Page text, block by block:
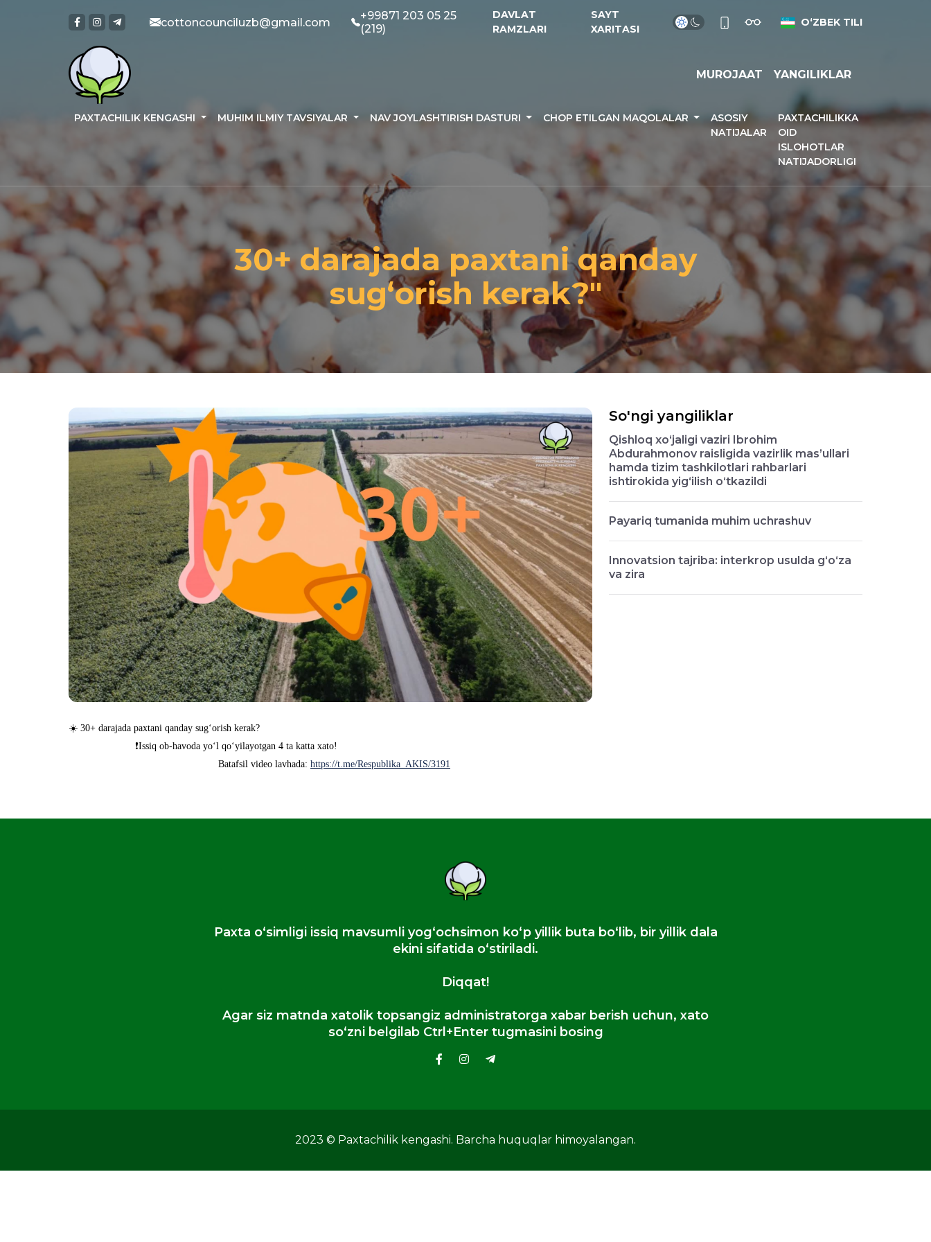
cottoncounciluzb@gmail.com
+99871 203 05 25
(219)
DAVLAT
RAMZLARI
SAYT
XARITASI
OʻZBEK TILI
MUROJAAT YANGILIKLAR
PAXTACHILIK KENGASHI MUHIM ILMIY TAVSIYALAR NAV JOYLASHTIRISH DASTURI CHOP ETILGAN MAQOLALAR
ASOSIY
NATIJALAR
PAXTACHILIKKA
OID
ISLOHOTLAR
NATIJADORLIGI
30+ darajada paxtani qanday
sug‘orish kerak?"
☀️ 30+ darajada paxtani qanday sug‘orish kerak?
❗️Issiq ob-havoda yo‘l qo‘yilayotgan 4 ta katta xato!
Batafsil video lavhada: https://t.me/Respublika_AKIS/3191
So'ngi yangiliklar
Qishloq xo‘jaligi vaziri Ibrohim
Abdurahmonov raisligida vazirlik mas’ullari
hamda tizim tashkilotlari rahbarlari
ishtirokida yig‘ilish o‘tkazildi
Payariq tumanida muhim uchrashuv
Innovatsion tajriba: interkrop usulda g‘o‘za
va zira
Paxta oʻsimligi issiq mavsumli yogʻochsimon koʻp yillik buta boʻlib, bir yillik dala
ekini sifatida oʻstiriladi.
Diqqat!
Agar siz matnda xatolik topsangiz administratorga xabar berish uchun, xato
so‘zni belgilab Ctrl+Enter tugmasini bosing
2023 © Paxtachilik kengashi. Barcha huquqlar himoyalangan.